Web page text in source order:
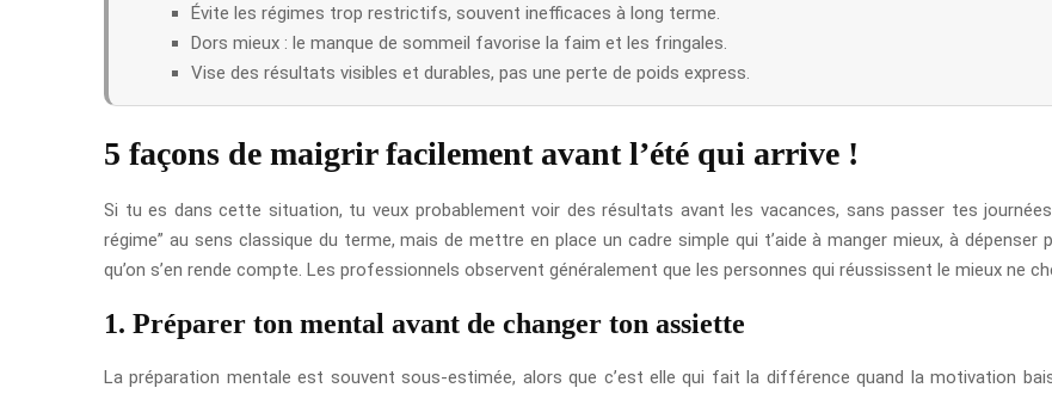
Évite les régimes trop restrictifs, souvent inefficaces à long terme.
Dors mieux : le manque de sommeil favorise la faim et les fringales.
Vise des résultats visibles et durables, pas une perte de poids express.
5 façons de maigrir facilement avant l’été qui arrive !
Si tu es dans cette situation, tu veux probablement voir des résultats avant les vacances, sans passer tes journées
régime” au sens classique du terme, mais de mettre en place un cadre simple qui t’aide à manger mieux, à
qu’on s’en rende compte. Les professionnels observent généralement que les personnes qui réussissent le mieux ne
1. Préparer ton mental avant de changer ton assiette
La préparation mentale est souvent sous-estimée, alors que c’est elle qui fait la différence quand la motivation